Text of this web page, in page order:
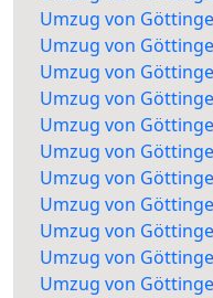
Umzug von
Umzug von
Umzug von
Umzug von
Umzug von
Umzug von
Umzug von
Umzug von
Umzug von
Umzug von
Umzug von